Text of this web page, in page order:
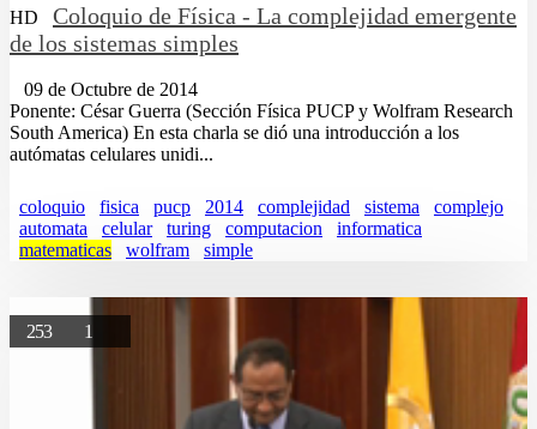
HD
Coloquio de Física - La complejidad emergente
de los sistemas simples
09 de Octubre de 2014
Ponente: César Guerra (Sección Física PUCP y Wolfram Research
South America) En esta charla se dió una introducción a los
autómatas celulares unidi...
coloquio fisica pucp 2014 complejidad sistema
complejo
automata
celular turing computacion
informatica
matematicas
wolfram simple
253 1